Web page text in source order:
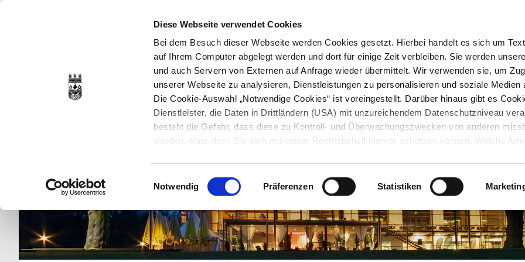
Diese Webseite verwendet Cookies
Bei dem Besuch dieser Webseite werden Cookies gesetzt. Hierbei handelt es sich um
auf Ihrem Computer abgelegt werden und dort für einige Zeit verbleiben. Sie werden
und auch Servern von Externen auf Anfrage wieder übermittelt. Wir verwenden sie, um
unserer Webseite zu analysieren, Dienstleistungen zu personalisieren und soziale Medien
Die Cookie-Auswahl „Notwendige Cookies“ ist voreingestellt. Darüber hinaus gibt es
Dienstleister, die Daten in Drittländern (USA) mit unzureichendem Datenschutzniveau
besteht die Gefahr, dass diese zu Kontroll- und Überwachungszwecken von anderen
werden, ohne dass Sie sich mit einem Rechtsbehelf hiervor schützen können. Welche
Datenschutzerklärung
entnehmen. Die von Ihnen getroffene Auswahl der gewünschten
jederzeit mit Wirkung für die Zukunft angepasst oder
werden.
Einwilligungsauswahl
Notwendig Präferenzen Statistiken
STARTSEITE